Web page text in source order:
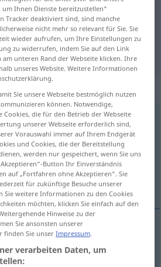
Portugiesisch
: Maskulinum
anklicken/antippen)
Ihnen Dienste bereitzustellen“
Tracker deaktiviert sind, sind manche
nicht mehr so relevant für Sie. Sie
wieder aufrufen, um Ihre Einstellungen zu
zu widerrufen, indem Sie auf den Link
unteren Rand der Webseite klicken. Ihre
unseres Website. Weitere Informationen
Sie unsere Webseite bestmöglich nutzen
können. Notwendige,
die für den Betrieb der Webseite
unserer Webseite erforderlich sind,
Vorauswahl immer auf Ihrem Endgerät
und Cookies, die der Bereitstellung
werden nur gespeichert, wenn Sie uns
Button Ihr Einverständnis
auf „Fortfahren ohne Akzeptieren“. Sie
für zukünftige Besuche unserer
Sie weitere Informationen zu den Cookies
möchten, klicken Sie einfach auf den
Hinweise zu der
Sie ansonsten unserer
finden Sie unserImpressum.
verarbeiten Daten, um